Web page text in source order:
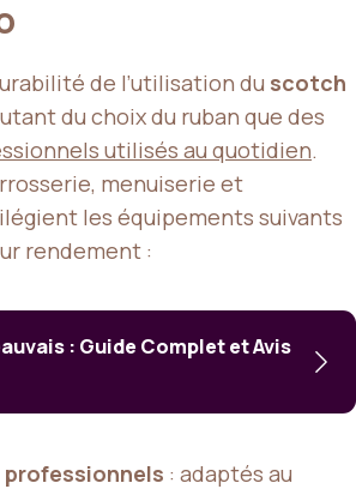
de l’utilisation du scotch
du choix du ruban que des
utilisés au quotidien.
menuiserie et
les équipements suivants
rendement :
: Guide Complet et Avis
professionnels : adaptés au